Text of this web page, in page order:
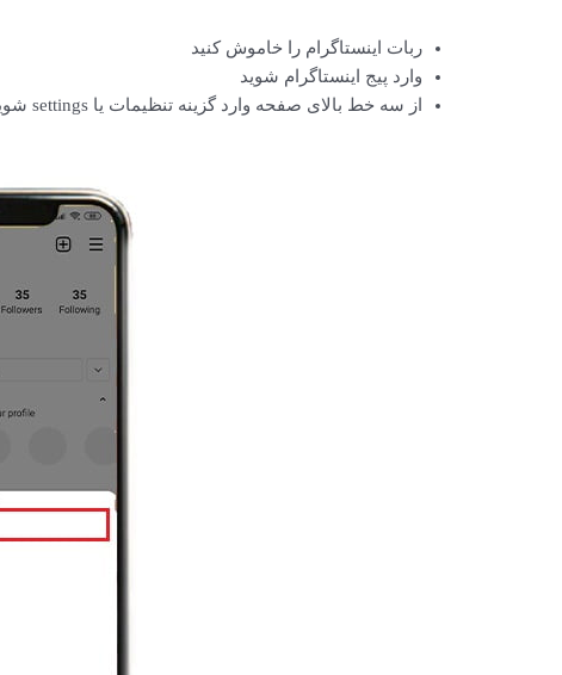
ربات اینستاگرام را خاموش کنید
وارد پیج اینستاگرام شوید
از سه خط بالای صفحه وارد گزینه تنظیمات یا settings شوید